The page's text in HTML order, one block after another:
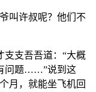
叫许叔呢？他们不
支支吾吾道：“大概
问题……”说到这
月，就能坐飞机回